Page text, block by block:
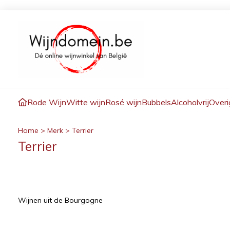
Rode WijnWitte wijnRosé wijnBubbelsAlcoholvrij
Home > Merk > Terrier
Terrier
Wijnen uit de Bourgogne